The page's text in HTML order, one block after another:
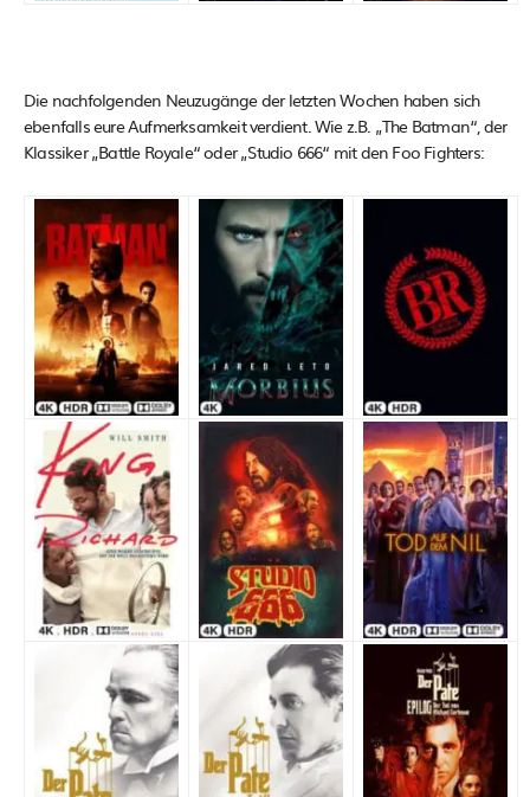
Die nachfolgenden Neuzugänge der letzten Wochen haben sich
ebenfalls eure Aufmerksamkeit verdient. Wie z.B. „The Batman“, der
Klassiker „Battle Royale“ oder „Studio 666“ mit den Foo Fighters: